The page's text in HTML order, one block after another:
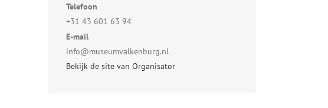
Telefoon
+31 43 601 63 94
E-mail
info@museumvalkenburg.nl
Bekijk de site van Organisator